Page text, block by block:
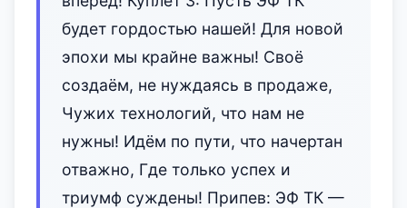
будет гордостью нашей! Для новой
эпохи мы крайне важны! Своё
создаём, не нуждаясь в продаже,
Чужих технологий, что нам не
нужны! Идём по пути, что начертан
отважно, Где только успех и
триумф суждены! Припев: ЭФ ТК —